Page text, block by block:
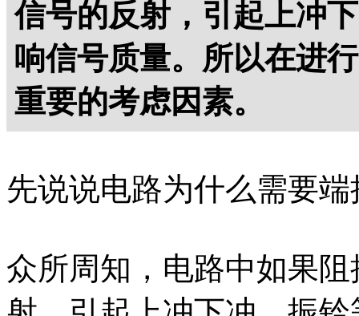
信号的反射，引起上冲
响信号质量。所以在进
重要的考虑因素。
先说说电路为什么需要端
众所周知，电路中如果